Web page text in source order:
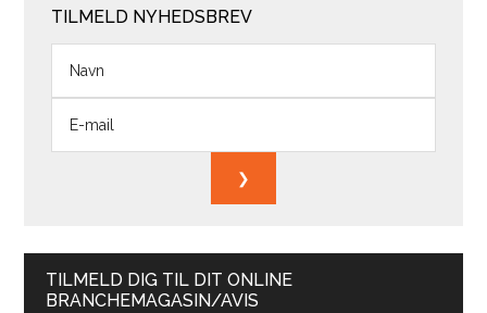
TILMELD NYHEDSBREV
TILMELD DIG TIL DIT ONLINE
BRANCHEMAGASIN/AVIS